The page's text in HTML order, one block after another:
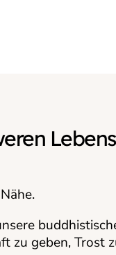
zu geben, Trost